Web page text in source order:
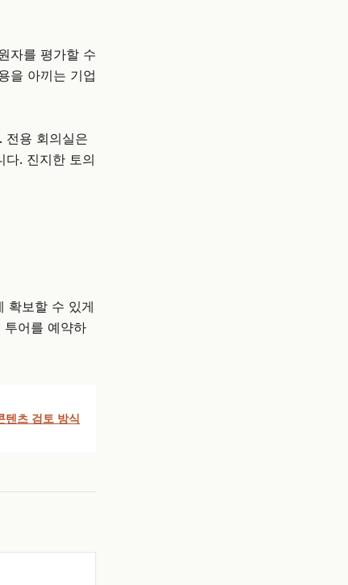
자를 평가할 수
을 아끼는 기업
전용 회의실은
다. 진지한 토의
확보할 수 있게
투어를 예약하
텐츠 검토 방식